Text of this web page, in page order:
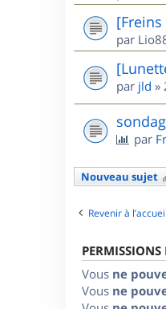
par
par jld »
par
Nouveau sujet
Revenir à
Vous ne
Vous ne